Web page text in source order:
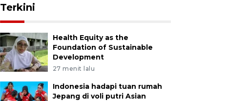
Terkini
Health Equity as the
Foundation of Sustainable
Development
27 menit lalu
Indonesia hadapi tuan rumah
Jepang di voli putri Asian